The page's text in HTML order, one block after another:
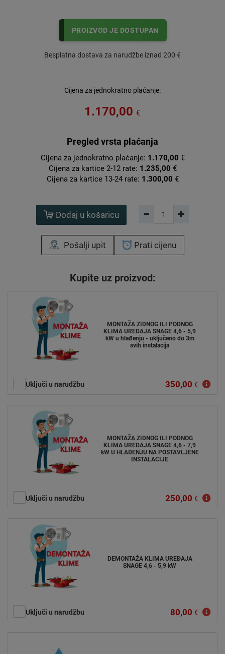
PROIZVOD JE DOSTUPAN
Besplatna dostava za narudžbe iznad 200 €
Cijena za jednokratno plaćanje:
1.170,00 €
Pregled vrsta plaćanja
Cijena za jednokratno plaćanje: 1.170,00 €
Cijena za kartice 2-12 rate: 1.235,00 €
Cijena za kartice 13-24 rate: 1.300,00 €
Dodaj u košaricu
Pošalji upit Prati cijenu
Kupite uz proizvod:
MONTAŽA ZIDNOG ILI PODNOG
KLIMA UREĐAJA SNAGE 4,6 - 5,9
kW u hlađenju - uključeno do 3m
svih instalacija
Uključi u narudžbu 350,00 €
MONTAŽA ZIDNOG ILI PODNOG
KLIMA UREĐAJA SNAGE 4,6 - 7,9
kW U HLAĐENJU NA POSTAVLJENE
INSTALACIJE
Uključi u narudžbu 250,00 €
DEMONTAŽA KLIMA UREĐAJA
SNAGE 4,6 - 5,9 kW
Uključi u narudžbu 80,00 €